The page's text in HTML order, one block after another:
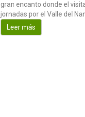
gran encanto donde el
jornadas por el Valle del
Leer más